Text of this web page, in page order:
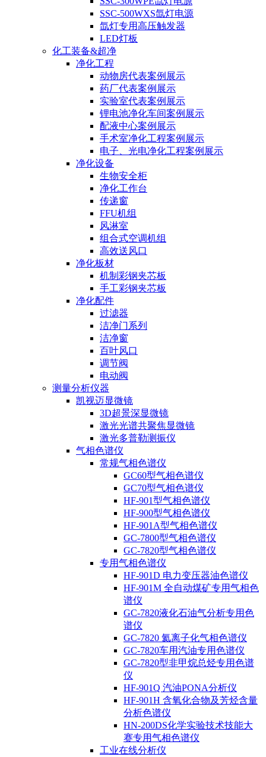
SSC-500WXS氙灯电源
氙灯专用高压触发器
LED灯板
化工装备&超净
净化工程
动物房代表案例展示
药厂代表案例展示
实验室代表案例展示
锂电池净化车间案例展示
配液中心案例展示
手术室净化工程案例展示
电子、光电净化工程案例展示
净化设备
生物安全柜
净化工作台
传递窗
FFU机组
风淋室
组合式空调机组
高效送风口
净化板材
机制彩钢夹芯板
手工彩钢夹芯板
净化配件
过滤器
洁净门系列
洁净窗
百叶风口
调节阀
电动阀
测量分析仪器
凯视迈显微镜
3D超景深显微镜
激光光谱共聚焦显微镜
激光多普勒测振仪
气相色谱仪
常规气相色谱仪
GC60型气相色谱仪
GC70型气相色谱仪
HF-901型气相色谱仪
HF-900型气相色谱仪
HF-901A型气相色谱仪
GC-7800型气相色谱仪
GC-7820型气相色谱仪
专用气相色谱仪
HF-901D 电力变压器油色谱仪
HF-901M 全自动煤矿专用气相色
谱仪
GC-7820液化石油气分析专用色
谱仪
GC-7820 氦离子化气相色谱仪
GC-7820车用汽油专用色谱仪
GC-7820型非甲烷总烃专用色谱
仪
HF-901Q 汽油PONA分析仪
HF-901H 含氧化合物及芳烃含量
分析色谱仪
HN-200DS化学实验技术技能大
赛专用气相色谱仪
工业在线分析仪